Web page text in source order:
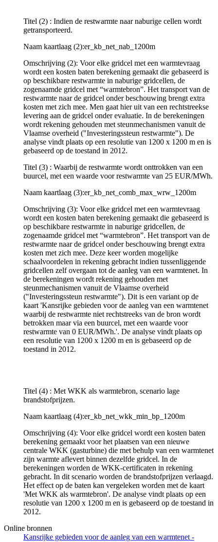
Titel (2) : Indien de restwarmte naar naburige cellen wordt
getransporteerd.
Naam kaartlaag (2):er_kb_net_nab_1200m
Omschrijving (2): Voor elke gridcel met een warmtevraag
wordt een kosten baten berekening gemaakt die gebaseerd is
op beschikbare restwarmte in naburige gridcellen, de
zogenaamde gridcel met “warmtebron”. Het transport van de
restwarmte naar de gridcel onder beschouwing brengt extra
kosten met zich mee. Men gaat hier uit van een rechtstreekse
levering aan de gridcel onder evaluatie. In de berekeningen
wordt rekening gehouden met steunmechanismen vanuit de
Vlaamse overheid ("Investeringssteun restwarmte"). De
analyse vindt plaats op een resolutie van 1200 x 1200 m en is
gebaseerd op de toestand in 2012.
Titel (3) : Waarbij de restwarmte wordt onttrokken van een
buurcel, met een waarde voor restwarmte van 25 EUR/MWh.
Naam kaartlaag (3):er_kb_net_comb_max_wrw_1200m
Omschrijving (3): Voor elke gridcel met een warmtevraag
wordt een kosten baten berekening gemaakt die gebaseerd is
op beschikbare restwarmte in naburige gridcellen, de
zogenaamde gridcel met “warmtebron”. Het transport van de
restwarmte naar de gridcel onder beschouwing brengt extra
kosten met zich mee. Deze keer worden mogelijke
schaalvoordelen in rekening gebracht indien tussenliggende
gridcellen zelf overgaan tot de aanleg van een warmtenet. In
de berekeningen wordt rekening gehouden met
steunmechanismen vanuit de Vlaamse overheid
("Investeringssteun restwarmte"). Dit is een variant op de
kaart 'Kansrijke gebieden voor de aanleg van een warmtenet
waarbij de restwarmte niet rechtstreeks van de bron wordt
betrokken maar via een buurcel, met een waarde voor
restwarmte van 0 EUR/MWh.'. De analyse vindt plaats op
een resolutie van 1200 x 1200 m en is gebaseerd op de
toestand in 2012.
Titel (4) : Met WKK als warmtebron, scenario lage
brandstofprijzen.
Naam kaartlaag (4):er_kb_net_wkk_min_bp_1200m
Omschrijving (4): Voor elke gridcel wordt een kosten baten
berekening gemaakt voor het plaatsen van een nieuwe
centrale WKK (gasturbine) die met behulp van een warmtenet
zijn warmte aflevert binnen dezelfde gridcel. In de
berekeningen worden de WKK-certificaten in rekening
gebracht. In dit scenario worden de brandstofprijzen verlaagd.
Het effect op de baten kan vergeleken worden met de kaart
'Met WKK als warmtebron'. De analyse vindt plaats op een
resolutie van 1200 x 1200 m en is gebaseerd op de toestand in
2012.
Online bronnen
Kansrijke gebieden voor de aanleg van een warmtenet -